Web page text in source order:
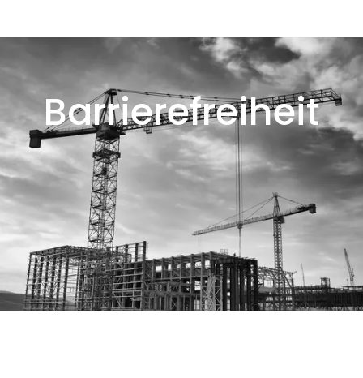
Barrierefreiheit